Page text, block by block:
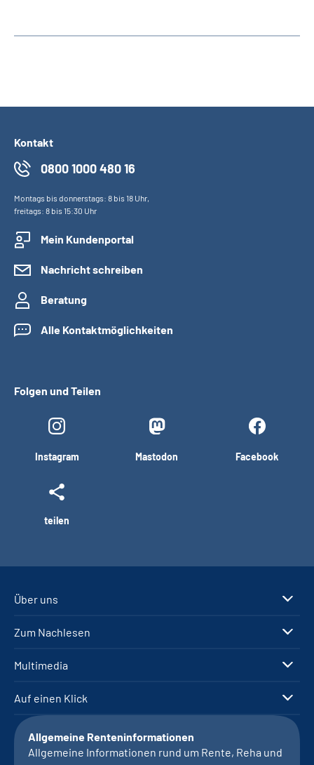
Kontakt
0800 1000 480 16
Montags bis donnerstags: 8 bis 18 Uhr,
freitags: 8 bis 15:30 Uhr
Mein Kundenportal
Nachricht schreiben
Beratung
Alle Kontaktmöglichkeiten
Folgen und Teilen
Instagram Mastodon Facebook
teilen
Über uns
Zum Nachlesen
Multimedia
Auf einen Klick
Allgemeine Renteninformationen
Allgemeine Informationen rund um Rente, Reha und